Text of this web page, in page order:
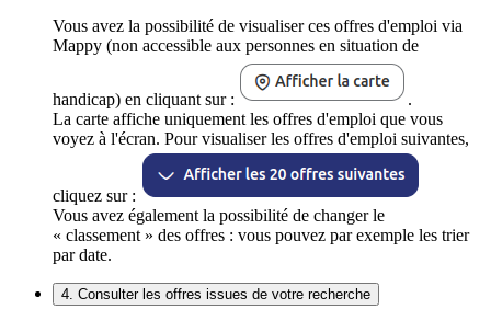
Vous avez la possibilité de visualiser ces offres d'emploi via
Mappy (non accessible aux personnes en situation de
handicap) en cliquant sur :
.
La carte affiche uniquement les offres d'emploi que vous
voyez à l'écran. Pour visualiser les offres d'emploi suivantes,
cliquez sur :
Vous avez également la possibilité de changer le
« classement » des offres : vous pouvez par exemple les trier
par date.
4. Consulter les offres issues de votre recherche